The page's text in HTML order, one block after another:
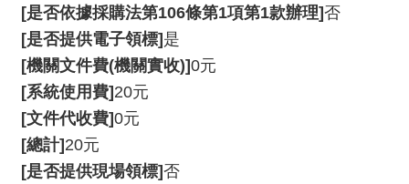
雙
語
詞
彙
聯
絡
我
[是否依據採購法第106條第1項第1款辦理]否
[是否提供電子領標]是
[機關文件費(機關實收)]0元
[系統使用費]20元
[文件代收費]0元
[總計]20元
[是否提供現場領標]否